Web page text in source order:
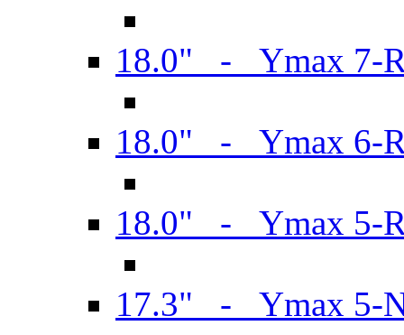
18.0" - Ymax 7-
18.0" - Ymax 6-
18.0" - Ymax 5-
17.3" - Ymax 5-